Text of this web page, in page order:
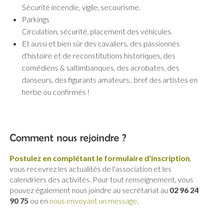
Sécurité incendie, vigile, secourisme.
Parkings
Circulation, sécurité, placement des véhicules.
Et aussi et bien sûr des cavaliers, des passionnés
d'histoire et de reconstitutions historiques, des
comédiens & saltimbanques, des acrobates, des
danseurs, des figurants amateurs.. bref des artistes en
herbe ou confirmés !
Comment nous rejoindre ?
Postulez en complétant le formulaire d'inscription
vous recevrez les actualités de l'association et les
calendriers des activités. Pour tout renseignement, vous
pouvez également nous joindre au secrétariat au 02 96 24
90 75 ou en nous envoyant un message